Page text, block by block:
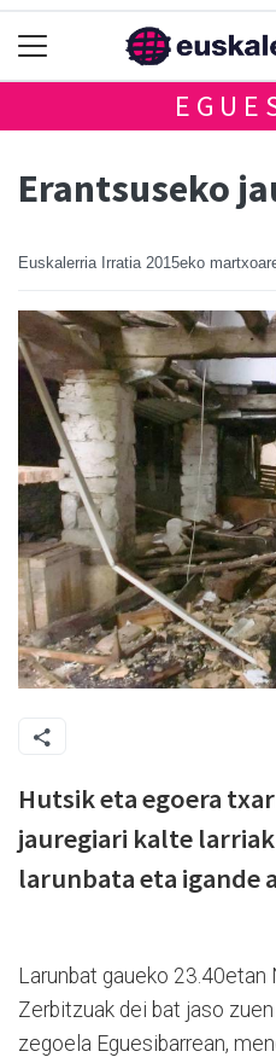
Erantsuseko
Euskalerria Irratia 2015eko
Hutsik eta egoera
jauregiari kalte
larunbata eta igande
Larunbat gaueko 23.40etan
Zerbitzuak dei bat jaso
zegoela Eguesibarrean,